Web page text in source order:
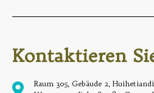
Kontaktieren
Raum 305, Gebäude 2,